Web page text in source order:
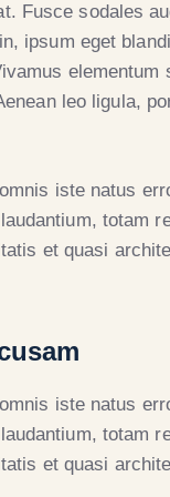
Fusce sodales
ipsum eget
elementum
leo ligula,
iste natus
totam
et quasi
iste natus
totam
et quasi